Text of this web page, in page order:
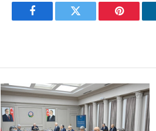
Facebook Twitter Pinterest